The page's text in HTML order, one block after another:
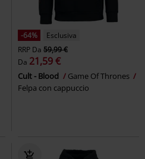
-64%
Esclusiva
RRP Da 59,99 €
Da 21,59 €
Cult - Blood
Game Of Thrones
Felpa con cappuccio